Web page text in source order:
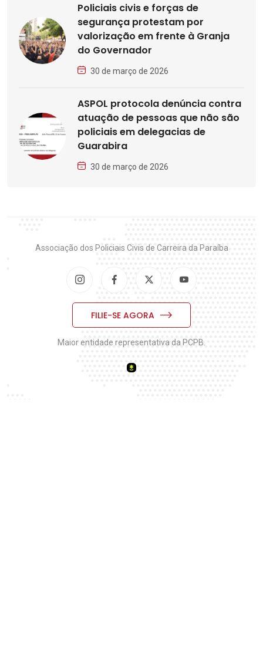
Policiais civis e forças de
segurança protestam por
valorização em frente à Granja
do Governador
30 de março de 2026
ASPOL protocola denúncia contra
atuação de pessoas que não são
policiais em delegacias de
Guarabira
30 de março de 2026
Associação dos Policiais Civis de Carreira da Paraíba
FILIE-SE AGORA
Maior entidade representativa da PCPB.